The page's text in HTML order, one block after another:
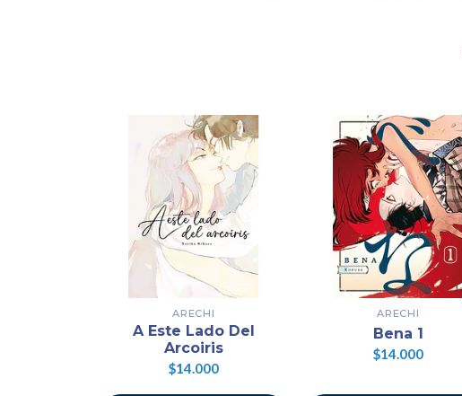
ARECHI
A Este Lado Del
Arcoiris
$14.000
ARECHI
Bena 1
$14.000